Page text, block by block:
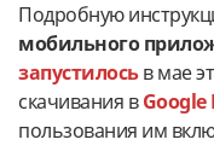
Подробную
мобильного
запустилосьв мае
скачивания вGoogle
пользования им